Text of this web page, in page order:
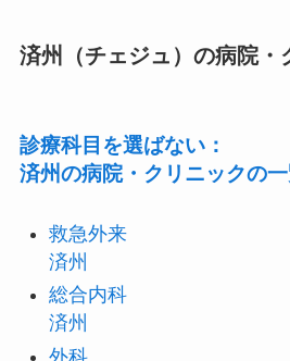
済州（チェジュ）の病院・
診療科目を選ばない：
済州の病院・クリニックの
救急外来
済州
総合内科
済州
外科